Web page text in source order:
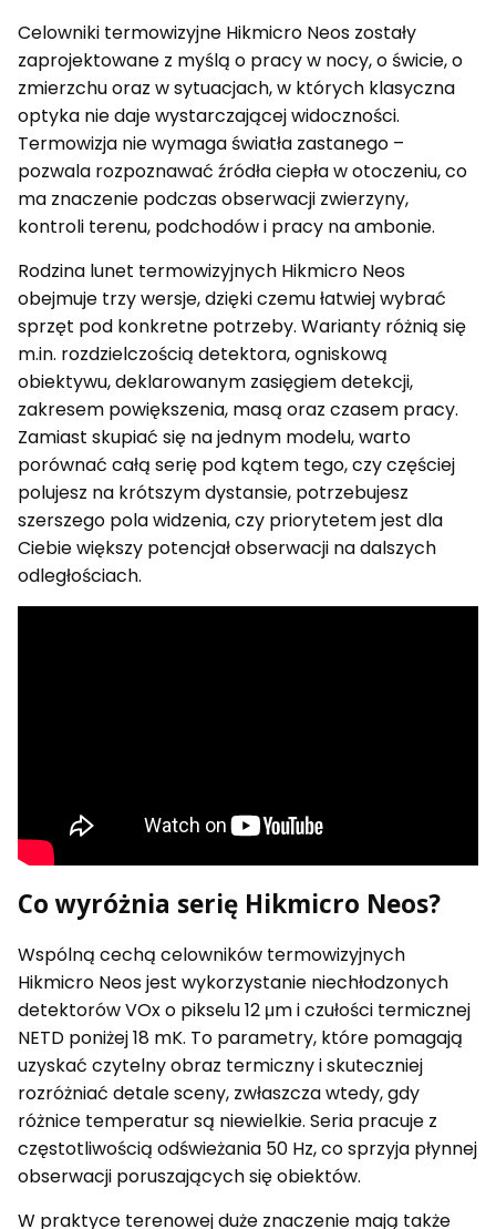
Celowniki termowizyjne Hikmicro Neos zostały
zaprojektowane z myślą o pracy w nocy, o świcie, o
zmierzchu oraz w sytuacjach, w których klasyczna
optyka nie daje wystarczającej widoczności.
Termowizja nie wymaga światła zastanego –
pozwala rozpoznawać źródła ciepła w otoczeniu, co
ma znaczenie podczas obserwacji zwierzyny,
kontroli terenu, podchodów i pracy na ambonie.
Rodzina lunet termowizyjnych Hikmicro Neos
obejmuje trzy wersje, dzięki czemu łatwiej wybrać
sprzęt pod konkretne potrzeby. Warianty różnią się
m.in. rozdzielczością detektora, ogniskową
obiektywu, deklarowanym zasięgiem detekcji,
zakresem powiększenia, masą oraz czasem pracy.
Zamiast skupiać się na jednym modelu, warto
porównać całą serię pod kątem tego, czy częściej
polujesz na krótszym dystansie, potrzebujesz
szerszego pola widzenia, czy priorytetem jest dla
Ciebie większy potencjał obserwacji na dalszych
odległościach.
Co wyróżnia serię Hikmicro Neos?
Wspólną cechą celowników termowizyjnych
Hikmicro Neos jest wykorzystanie niechłodzonych
detektorów VOx o pikselu 12 μm i czułości termicznej
NETD poniżej 18 mK. To parametry, które pomagają
uzyskać czytelny obraz termiczny i skuteczniej
rozróżniać detale sceny, zwłaszcza wtedy, gdy
różnice temperatur są niewielkie. Seria pracuje z
częstotliwością odświeżania 50 Hz, co sprzyja płynnej
obserwacji poruszających się obiektów.
W praktyce terenowej duże znaczenie mają także